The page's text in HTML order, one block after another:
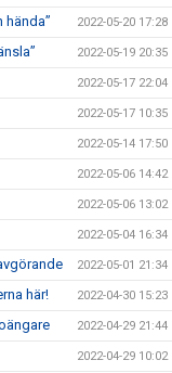
hända” 2022-05-20 17:28
2022-05-19 20:35
2022-05-17 22:04
2022-05-17 10:35
2022-05-14 17:50
2022-05-06 14:42
2022-05-06 13:02
2022-05-04 16:34
2022-05-01 21:34
här! 2022-04-30 15:23
2022-04-29 21:44
2022-04-29 10:02